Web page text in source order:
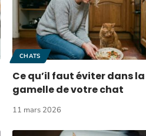
CHATS
Ce qu’il faut éviter dans la
gamelle de votre chat
11 mars 2026